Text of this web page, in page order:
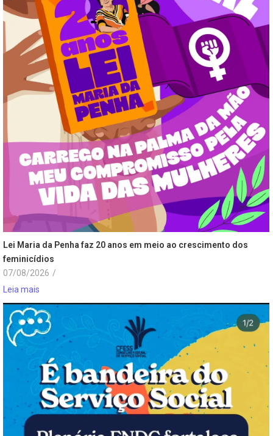
Lei Maria da Penha faz 20 anos em meio ao crescimento dos
feminicídios
07/08/2026 /
Leia mais